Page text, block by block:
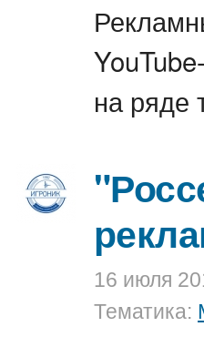
на ряде
16 июля
Тематика: